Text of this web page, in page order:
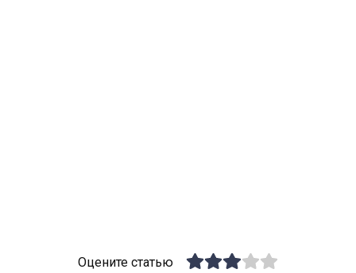
Оцените статью